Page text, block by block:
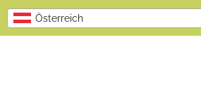
Österreich